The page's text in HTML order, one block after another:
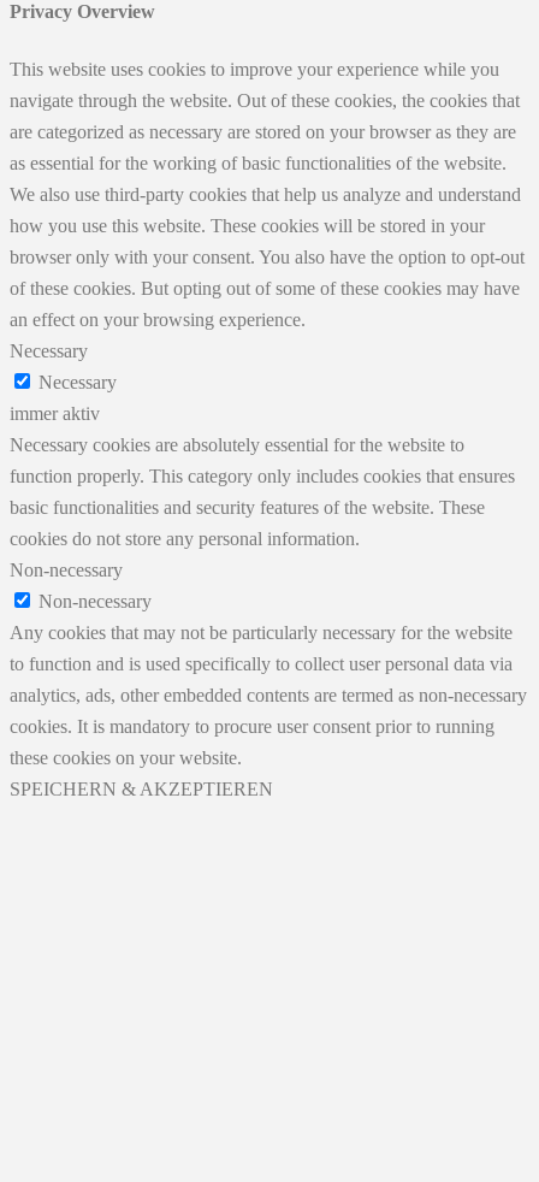
Privacy Overview
This website uses cookies to improve your experience while you
navigate through the website. Out of these cookies, the cookies that
are categorized as necessary are stored on your browser as they are
as essential for the working of basic functionalities of the website.
We also use third-party cookies that help us analyze and understand
how you use this website. These cookies will be stored in your
browser only with your consent. You also have the option to opt-out
of these cookies. But opting out of some of these cookies may have
an effect on your browsing experience.
Necessary
Necessary
immer aktiv
Necessary cookies are absolutely essential for the website to
function properly. This category only includes cookies that ensures
basic functionalities and security features of the website. These
cookies do not store any personal information.
Non-necessary
Non-necessary
Any cookies that may not be particularly necessary for the website
to function and is used specifically to collect user personal data via
analytics, ads, other embedded contents are termed as non-necessary
cookies. It is mandatory to procure user consent prior to running
these cookies on your website.
SPEICHERN & AKZEPTIEREN